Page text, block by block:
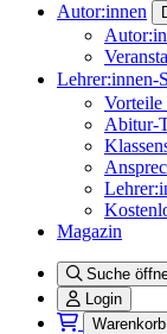
Autor:innen
Lehrer:innen-
Vorteile
Abitur-
Magazin
Suche
Login